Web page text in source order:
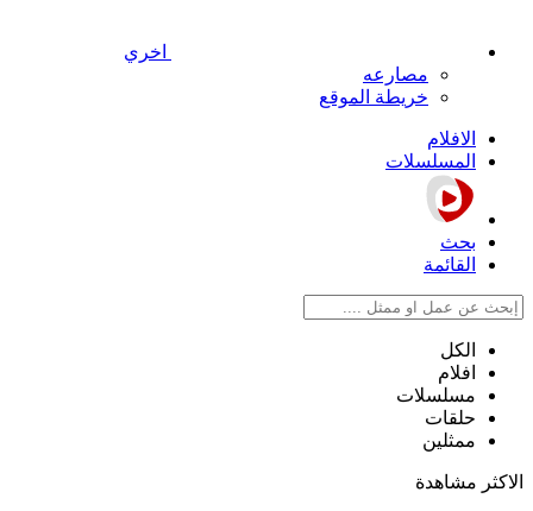
اخري
مصارعه
خريطة الموقع
الافلام
المسلسلات
بحث
القائمة
الكل
افلام
مسلسلات
حلقات
ممثلين
الاكثر مشاهدة